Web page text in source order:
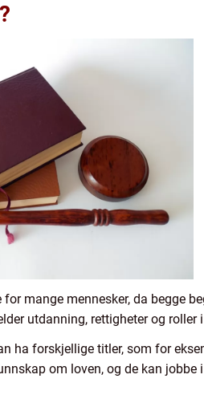
mange mennesker, da begge
utdanning, rettigheter og roller
ha forskjellige titler, som for
om loven, og de kan